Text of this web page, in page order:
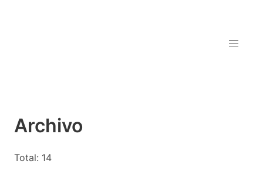
Archivo
Total: 14